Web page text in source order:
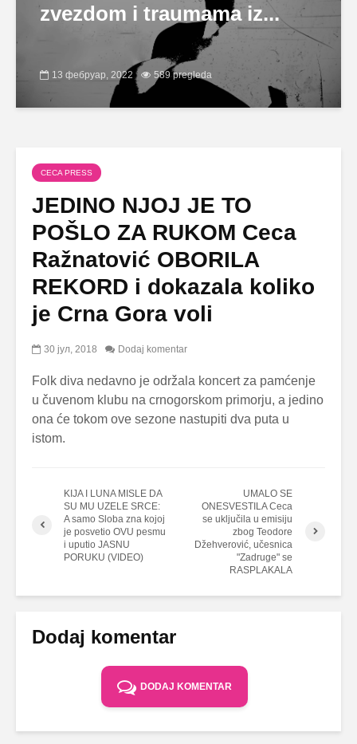
zvezdom i traumama iz...
13 фебруар, 2022 589 pregleda
CECA PRESS
JEDINO NJOJ JE TO
POŠLO ZA RUKOM Ceca
Ražnatović OBORILA
REKORD i dokazala koliko
je Crna Gora voli
30 јул, 2018 Dodaj komentar
Folk diva nedavno je održala koncert za pamćenje
u čuvenom klubu na crnogorskom primorju, a jedino
ona će tokom ove sezone nastupiti dva puta u
istom.
KIJA I LUNA MISLE DA
SU MU UZELE SRCE:
A samo Sloba zna kojoj
je posvetio OVU pesmu
i uputio JASNU
PORUKU (VIDEO)
UMALO SE
ONESVESTILA Ceca
se uključila u emisiju
zbog Teodore
Džehverović, učesnica
"Zadruge" se
RASPLAKALA
Dodaj komentar
DODAJ KOMENTAR